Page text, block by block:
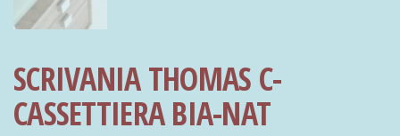
SCRIVANIA THOMAS C-
CASSETTIERA BIA-NAT